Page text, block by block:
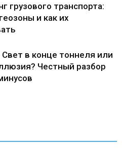
грузового транспорта:
и как их
Свет в конце тоннеля или
Честный разбор